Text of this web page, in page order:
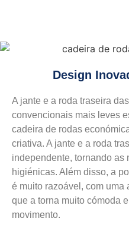
Design
A jante e a roda traseira
convencionais mais leves
cadeira de rodas
criativa. A jante e a roda
independente, tornando as
higiénicas. Além disso, a
é muito razoável, com uma
que a torna muito cómoda
movimento.